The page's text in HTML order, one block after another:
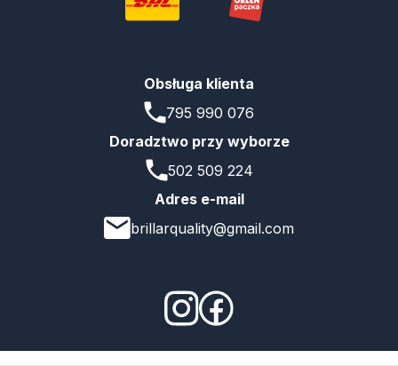
Obsługa klienta
795 990 076
Doradztwo przy wyborze
502 509 224
Adres e-mail
brillarquality@gmail.com